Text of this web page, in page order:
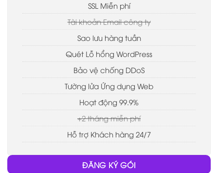
SSL Miễn phí
Tài khoản Email công ty
Sao lưu hàng tuần
Quét Lỗ hổng WordPress
Bảo vệ chống DDoS
Tường lửa Ứng dụng Web
Hoạt động 99.9%
+2 tháng miễn phí
Hỗ trợ Khách hàng 24/7
ĐĂNG KÝ GÓI